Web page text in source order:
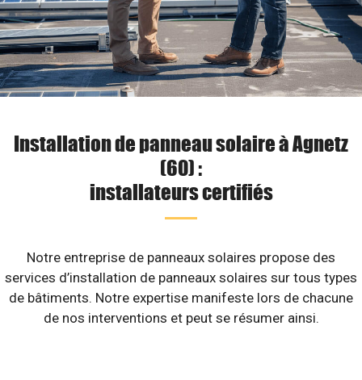
Installation de panneau solaire à Agnetz
(60) :
installateurs certifiés
Notre entreprise de panneaux solaires propose des
services d’installation de panneaux solaires sur tous types
de bâtiments. Notre expertise manifeste lors de chacune
de nos interventions et peut se résumer ainsi.